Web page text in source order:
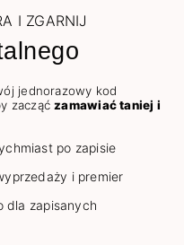
I ZGARNIJ
jednorazowy kod
zacząćzamawiać taniej i
po zapisie
i premier
dla zapisanych